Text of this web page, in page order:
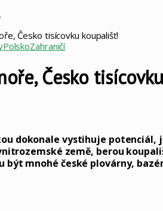
Česko tisícovku koupališť!
PolskoZahraničí
Česko
dokonale vystihuje
země, berou
být mnohé české plovárny,